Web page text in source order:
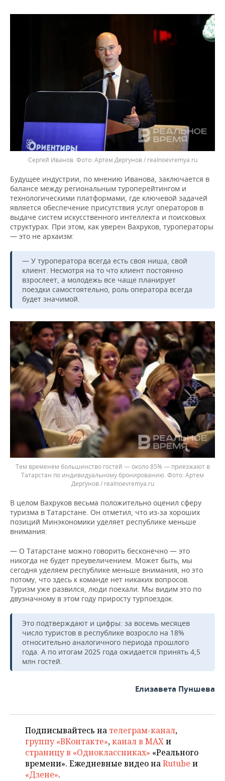
Сергей Иванов. Артем Дергунов / realnoevremya.ru
Будущее индустрии, по мнению Иванова, заключается в
балансе между региональным туроперейтингом и
технологическими платформами, где ключевой задачей
является обеспечение присутствия услуг операторов в
выдаче систем искусственного интеллекта и поисковых
структурах. При этом, как уверен Вахруков, туроператоры
— это не архаизм:
— У туроператора всегда есть своя ниша, свой
клиент. Несмотря на то что клиент постоянно
взрослеет, а молодежь все чаще планирует
поездки самостоятельно, роль оператора всегда
будет значимой.
Тем временем большинство гостей — около 85% — приезжают в
Татарстан по индивидуальному бронированию.
Артем
Дергунов / realnoevremya.ru
В целом Вахруков весьма положительно оценил сферу
туризма в Татарстане. Он отметил, что из-за хороших
позиций Минэкономики уделяет республике меньше
внимания:
— О Татарстане можно говорить бесконечно — это
никогда не будет преувеличением. Может быть, мы
сегодня уделяем республике меньше внимания, но это
потому, что здесь к команде нет никаких вопросов.
Туризм уже развился, люди поехали. Мы видим это по
двузначному в этом году приросту турпоездок.
Это подтверждают и цифры: за восемь месяцев
число туристов в республике возросло на 18%
относительно аналогичного периода прошлого
года. А по итогам 2025 года ожидается принять 4,5
млн гостей.
Елизавета Пуншева
Подписывайтесь на телеграм-канал,
группу «ВКонтакте»,канал в MAXи
страницу в «Одноклассниках» «Реального
времени». Ежедневные видео наRutube и
«Дзене».